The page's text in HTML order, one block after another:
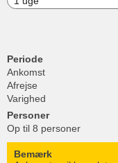
Periode
Ankomst
Afrejse
Varighed
Personer
Op til 8 personer
Bemærk